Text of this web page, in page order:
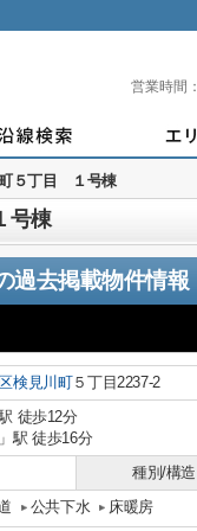
営業時間：
町５丁目 １号棟
号棟
過去掲載物件情報
検見川町５丁目2237-2
徒歩12分
」駅 徒歩16分
種別/構造
公共下水 床暖房